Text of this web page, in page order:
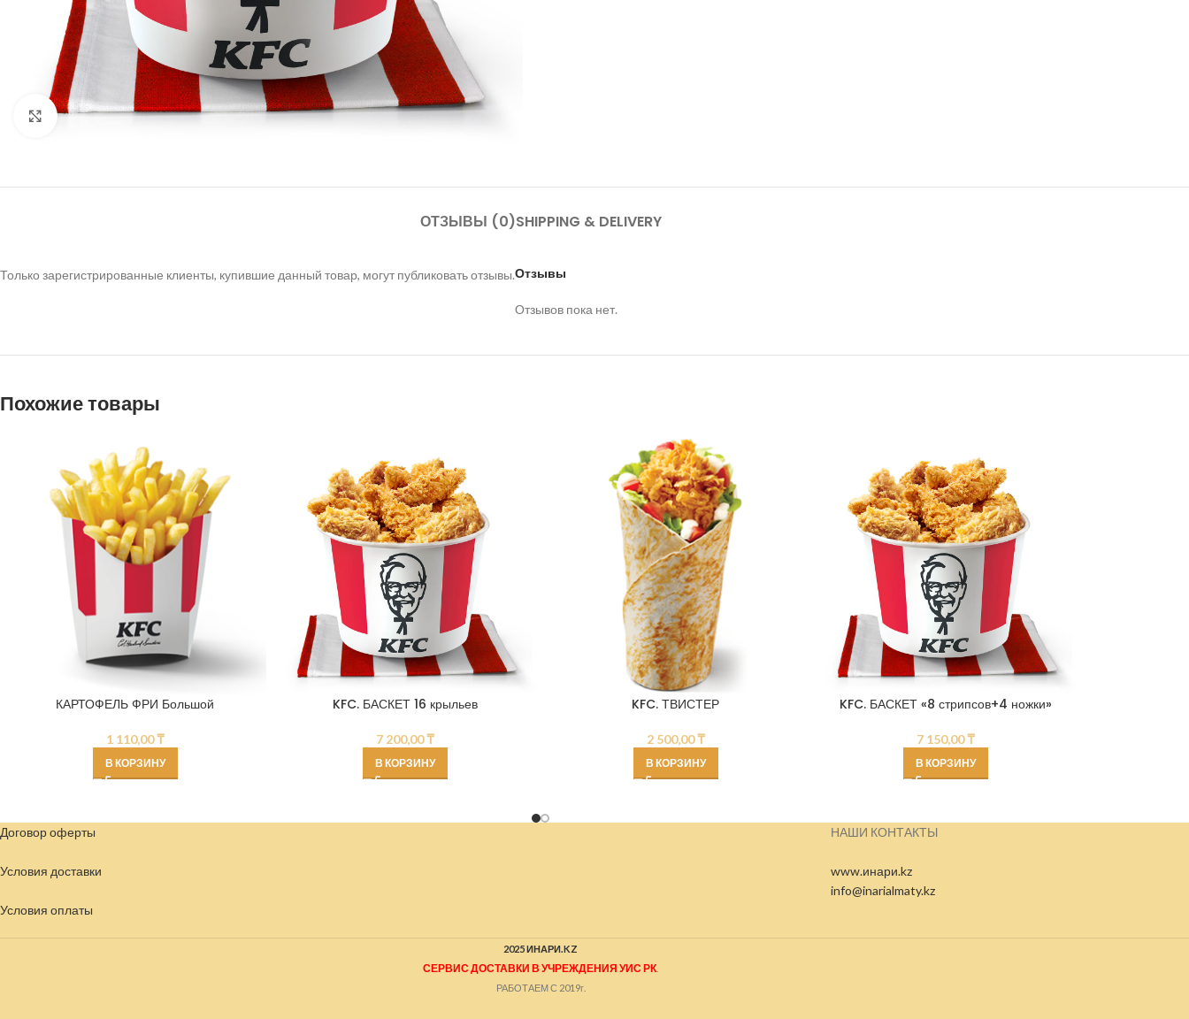
Нажмите, чтобы увеличить
ОТЗЫВЫ (0)SHIPPING & DELIVERY
Отзывы
Отзывов пока нет.
Только зарегистрированные клиенты, купившие данный товар, могут публиковать отзывы.
Похожие товары
КАРТОФЕЛЬ ФРИ Большой
1 110,00₸
В КОРЗИНУ
KFC. БАСКЕТ 16 крыльев
7 200,00₸
В КОРЗИНУ
KFC. ТВИСТЕР
2 500,00₸
В КОРЗИНУ
KFC. БАСКЕТ «8 стрипсов+4 ножки»
7 150,00₸
В КОРЗИНУ
Договор оферты
Условия доставки
Условия оплаты
НАШИ КОНТАКТЫ
www.инари.kz
info@inarialmaty.kz
2025 ИНАРИ.KZ
СЕРВИС ДОСТАВКИ В УЧРЕЖДЕНИЯ УИС РК
РАБОТАЕМ С 2019г.